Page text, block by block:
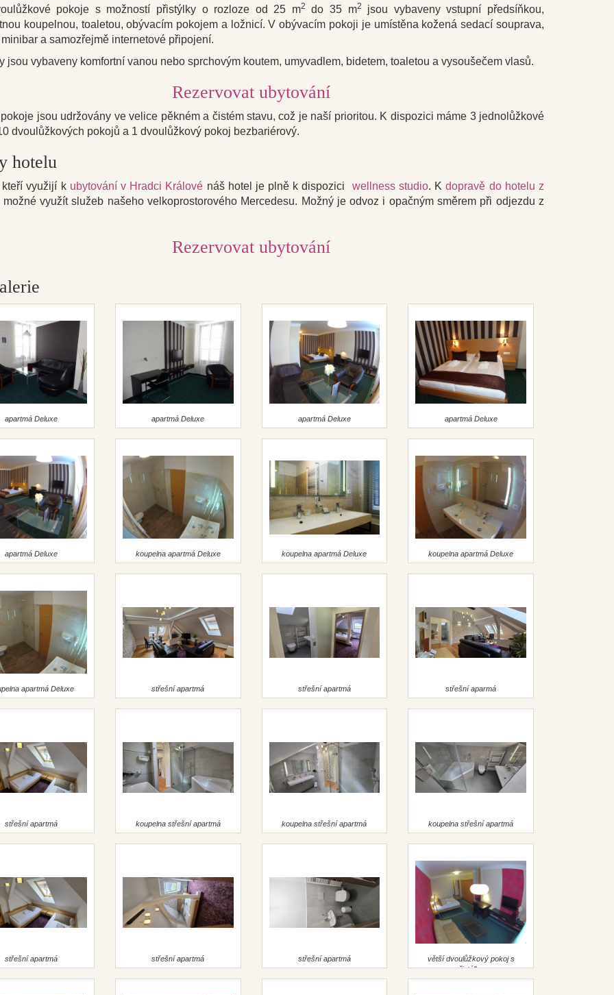
pokoje s možností přistýlky o rozloze od 25 m2 do 35 m2
jsou vybaveny vstupní předsíňkou,
koupelnou, toaletou, obývacím pokojem a ložnicí. V obývacím pokoji je umístěna kožená sedací souprava,
a samozřejmě internetové připojení.
jsou vybaveny komfortní vanou nebo sprchovým koutem, umyvadlem, bidetem, toaletou a vysoušečem vlasů.
Rezervovat ubytování
pokoje jsou udržovány ve velice pěkném a čistém stavu, což je naší prioritou. K dispozici máme 3 jednolůžkové
dvoulůžkových pokojů a 1 dvoulůžkový pokoj bezbariérový.
hotelu
kteří využijí k ubytování v Hradci Králové náš hotel je plně k dispozici wellness studio. Kdopravě do hotelu z
využít služeb našeho velkoprostorového Mercedesu. Možný je odvoz i opačným směrem při odjezdu z
Rezervovat ubytování
apartmá Deluxe apartmá Deluxe apartmá Deluxe apartmá Deluxe
apartmá Deluxe koupelna apartmá Deluxe koupelna apartmá Deluxe koupelna apartmá Deluxe
apartmá Deluxe střešní apartmá střešní apartmá střešní aparmá
střešní apartmá koupelna střešní apartmá koupelna střešní apartmá koupelna střešní apartmá
střešní apartmá střešní apartmá střešní apartmá
větší dvoulůžkový pokoj s
přistýlkou